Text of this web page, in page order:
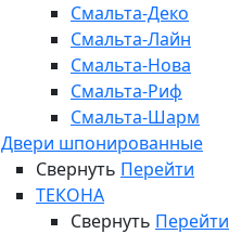
Смальта-Деко
Смальта-Лайн
Смальта-Нова
Смальта-Риф
Смальта-Шарм
Двери шпонированные
Свернуть Перейти
ТЕКОНА
Свернуть Перейти